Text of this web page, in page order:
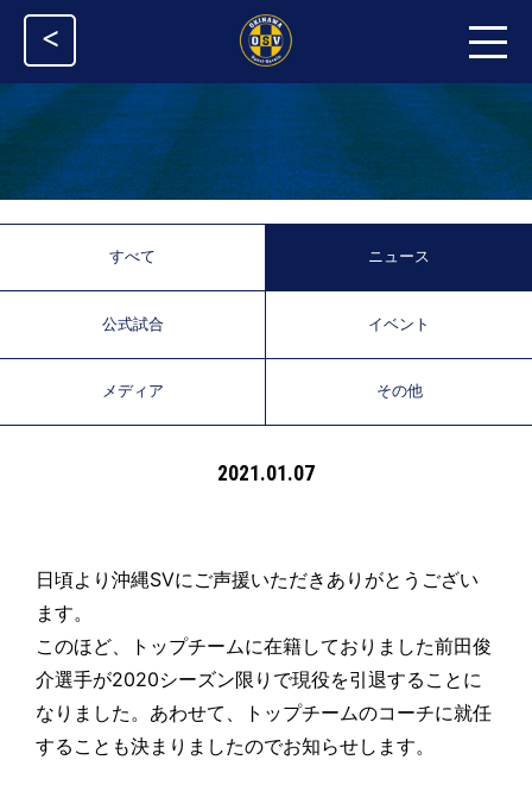
<
すべて ニュース
公式試合 イベント
メディア その他
2021.01.07
日頃より沖縄SVにご声援いただきありがとうござい
ます。
このほど、トップチームに在籍しておりました前田俊
介選手が2020シーズン限りで現役を引退することに
なりました。あわせて、トップチームのコーチに就任
することも決まりましたのでお知らせします。